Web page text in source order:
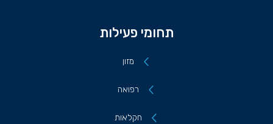
תחומי פעילות
מזון
רפואה
חקלאות